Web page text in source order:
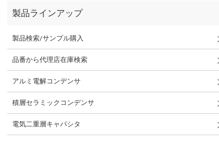
製品ラインアップ
製品検索/サンプル購入
品番から代理店在庫検索
アルミ電解コンデンサ
積層セラミックコンデンサ
電気二重層キャパシタ